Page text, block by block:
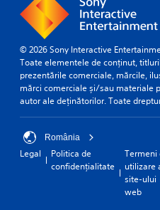
© 2026 Sony Interactive
Toate elementele de conținut,
prezentările comerciale, mărcile,
mărci comerciale și/sau materiale
autor ale deținătorilor. Toate
România
Legal
Politica de
confidențialitate
Termeni
utilizare
site-ului
web